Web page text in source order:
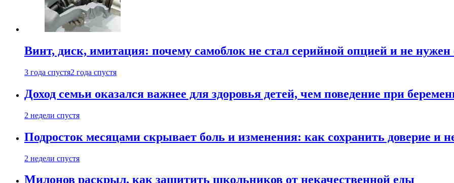
Винт, диск, имитация: почему самоблок не стал серийной опцией и не
3 года спустя2 года спустя
Доход семьи оказался важнее для здоровья детей, чем поведение при
2 недели спустя
Подросток месяцами скрывает боль и изменения: как сохранить доверие и
2 недели спустя
Милонов раскрыл, как защитить школьников от некачественной еды